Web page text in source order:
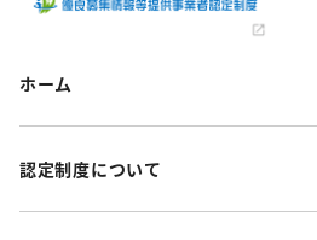
ホーム
認定制度について